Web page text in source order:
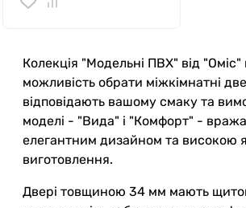
Колекція "Модельні ПВХ" від
можливість обрати міжкімнатні
відповідають вашому смаку та
моделі - "Вида" і "Комфорт" -
елегантним дизайном та високою
виготовлення.
Двері товщиною 34 мм мають